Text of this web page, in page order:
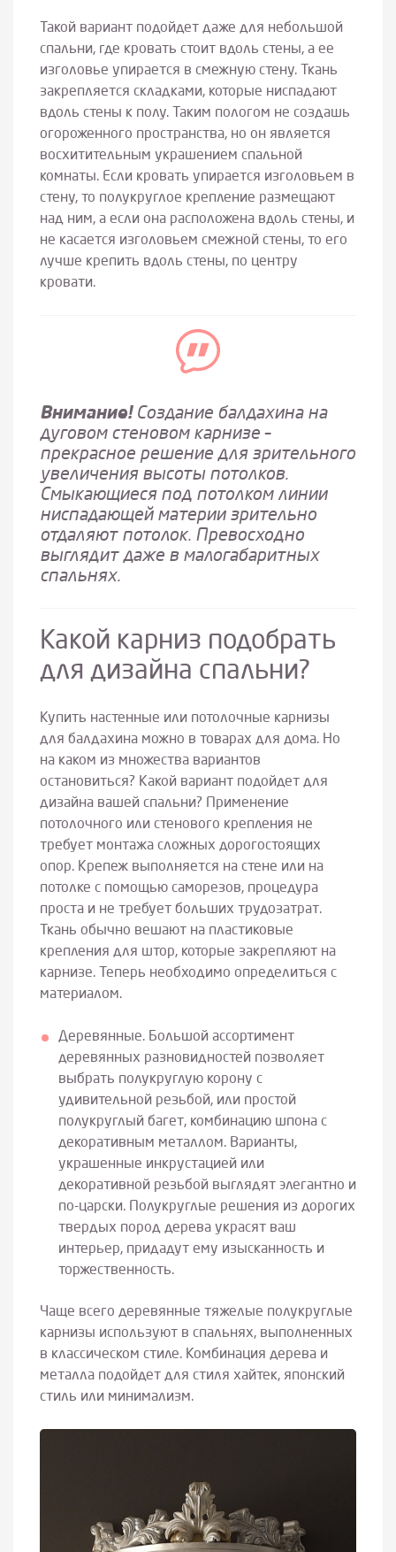
Такой вариант подойдет даже для небольшой
спальни, где кровать стоит вдоль стены, а ее
изголовье упирается в смежную стену. Ткань
закрепляется складками, которые ниспадают
вдоль стены к полу. Таким пологом не создашь
огороженного пространства, но он является
восхитительным украшением спальной
комнаты. Если кровать упирается изголовьем в
стену, то полукруглое крепление размещают
над ним, а если она расположена вдоль стены, и
не касается изголовьем смежной стены, то его
лучше крепить вдоль стены, по центру
кровати.
Внимание!Создание балдахина на
дуговом стеновом карнизе –
прекрасное решение для зрительного
увеличения высоты потолков.
Смыкающиеся под потолком линии
ниспадающей материи зрительно
отдаляют потолок. Превосходно
выглядит даже в малогабаритных
спальнях.
Какой карниз подобрать
для дизайна спальни?
Купить настенные или потолочные карнизы
для балдахина можно в товарах для дома. Но
на каком из множества вариантов
остановиться? Какой вариант подойдет для
дизайна вашей спальни? Применение
потолочного или стенового крепления не
требует монтажа сложных дорогостоящих
опор. Крепеж выполняется на стене или на
потолке с помощью саморезов, процедура
проста и не требует больших трудозатрат.
Ткань обычно вешают на пластиковые
крепления для штор, которые закрепляют на
карнизе. Теперь необходимо определиться с
материалом.
Деревянные. Большой ассортимент
деревянных разновидностей позволяет
выбрать полукруглую корону с
удивительной резьбой, или простой
полукруглый багет, комбинацию шпона с
декоративным металлом. Варианты,
украшенные инкрустацией или
декоративной резьбой выглядят элегантно и
по-царски. Полукруглые решения из дорогих
твердых пород дерева украсят ваш
интерьер, придадут ему изысканность и
торжественность.
Чаще всего деревянные тяжелые полукруглые
карнизы используют в спальнях, выполненных
в классическом стиле. Комбинация дерева и
металла подойдет для стиля хайтек, японский
стиль или минимализм.